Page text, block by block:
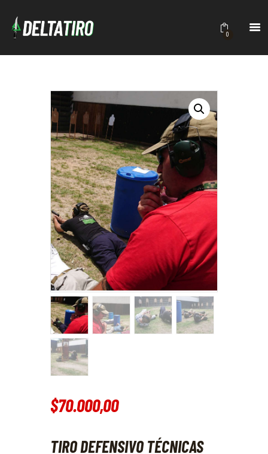
0
INICIO
CURSOS
CONTACTO
BRUTALITY
$70.000,00
TIRO DEFENSIVO TÉCNICAS